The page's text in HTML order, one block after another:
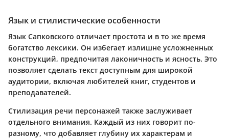
Язык и стилистические особенности
Язык Сапковского отличает простота и в то же время
богатство лексики. Он избегает излишне усложненных
конструкций, предпочитая лаконичность и ясность. Это
позволяет сделать текст доступным для широкой
аудитории, включая любителей книг, студентов и
преподавателей.
Стилизация речи персонажей также заслуживает
отдельного внимания. Каждый из них говорит по-
разному, что добавляет глубину их характерам и